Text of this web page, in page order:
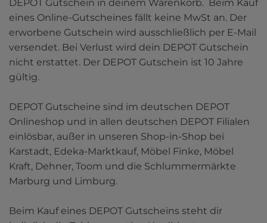
DEPOT Gutschein in deinem Warenkorb.  Beim Kauf
eines Online-Gutscheines fällt keine MwSt an. Der
erworbene Gutschein wird ausschließlich per E-Mail
versendet. Bei Verlust wird dein DEPOT Gutschein
nicht erstattet. Der DEPOT Gutschein ist 10 Jahre
gültig.
DEPOT Gutscheine sind im deutschen DEPOT
Onlineshop und in allen deutschen DEPOT Filialen
einlösbar, außer in unseren Shop-in-Shop bei
Karstadt, Edeka-Marktkauf, Möbel Finke, Möbel
Kraft, Dehner, Toom und die Schlummermärkte
Marburg und Limburg.
Beim Kauf eines DEPOT Gutscheins steht dir